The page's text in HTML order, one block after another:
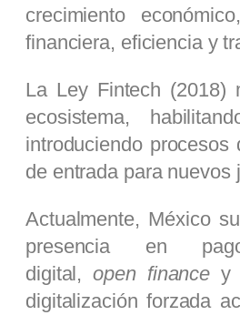
crecimiento
financiera, eficiencia y
La Ley Fintech (2018)
ecosistema,
introduciendo
de entrada para nuevos
Actualmente, México
presencia en
digital,open financey
digitalización forzada